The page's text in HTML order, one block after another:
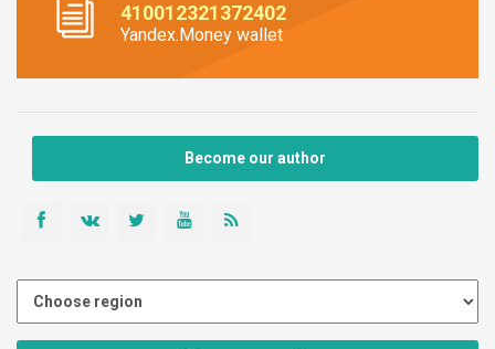
410012321372402
Yandex.Money wallet
Become our author